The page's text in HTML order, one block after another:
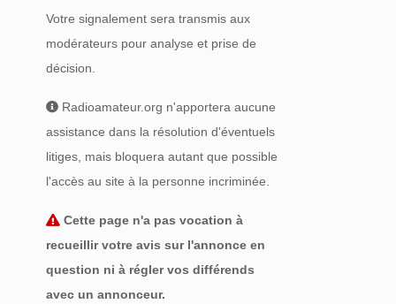
Votre signalement sera transmis aux
modérateurs pour analyse et prise de
décision.
Radioamateur.org n'apportera aucune
assistance dans la résolution d'éventuels
litiges, mais bloquera autant que possible
l'accès au site à la personne incriminée.
Cette page n'a pas vocation à
recueillir votre avis sur l'annonce en
question ni à régler vos différends
avec un annonceur.